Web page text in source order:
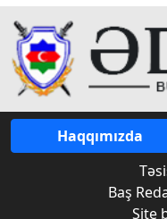
Haqqımızda
Baş
Site